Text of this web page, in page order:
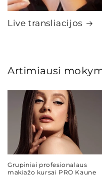
Live transliacijos
Artimiausi
Grupiniai profesionalaus
makiažo kursai PRO Kaune